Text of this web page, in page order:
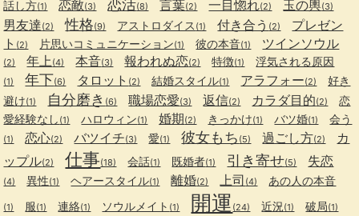
話し方(1) 恋敵(3) 恋活(8) 言葉(2) 一目惚れ(2) 玉の輿(3)
男友達(2) 性格(9) アストロダイス (1) 付き合う (2)
プレゼン
ト (2) 片思いコミュニケーション(1) 彼の本音(1) ツインソウル
(2) 年上 (4) 本音(3) 報われぬ恋(2) 特徴(1) 浮気される原因
(1) 年下(6) タロット (2) 結婚スタイル(1) アラフォー(2)
好き
避け(1) 自分磨き (6) 職場恋愛(3) 返信(2) カラダ目的(2)
恋
愛経験なし (1) ハロウィン(1) 婚期(2) きっかけ(1) バツ婚(1) 会う
(1) 恋心(2) バツイチ(3) 愛(1) 彼女もち (5) 過ごし方(2)
カ
ップル(2) 仕事(18) 会話(1) 既婚者(1) 引き寄せ(5) 失恋
(4) 異性(1) ヘアースタイル(1) 離婚(2) 上司 (4) あの人の本音
(1) 服(1) 連絡(1) ソウルメイト (1) 開運 (24) 近況 (1) 破局(1)